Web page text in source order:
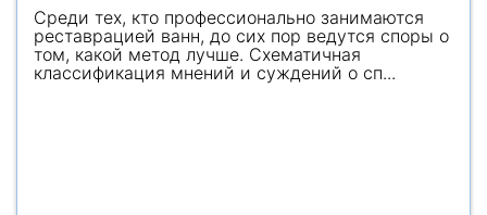
Среди тех, кто профессионально занимаются
реставрацией ванн, до сих пор ведутся споры о
том, какой метод лучше. Схематичная
классификация мнений и суждений о сп...